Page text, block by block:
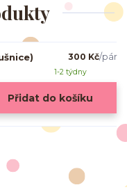
300 Kč/pár
1-2 týdny
Přidat do košíku